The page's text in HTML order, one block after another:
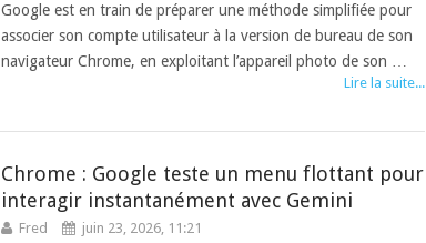
Google est en train de préparer une méthode simplifiée pour
associer son compte utilisateur à la version de bureau de son
navigateur Chrome, en exploitant l’appareil photo de son …
Lire la suite...
Chrome : Google teste un menu flottant pour
interagir instantanément avec Gemini
Fred juin 23, 2026, 11:21